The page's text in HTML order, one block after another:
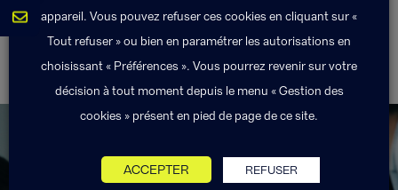
Résiliation Responsabilité civile
appareil. Vous pouvez refuser ces cookies en cliquant sur «
Tout refuser » ou bien en paramétrer les autorisations en
choisissant « Préférences ». Vous pourrez revenir sur votre
décision à tout moment depuis le menu « Gestion des
cookies » présent en pied de page de ce site.
ACCEPTER REFUSER